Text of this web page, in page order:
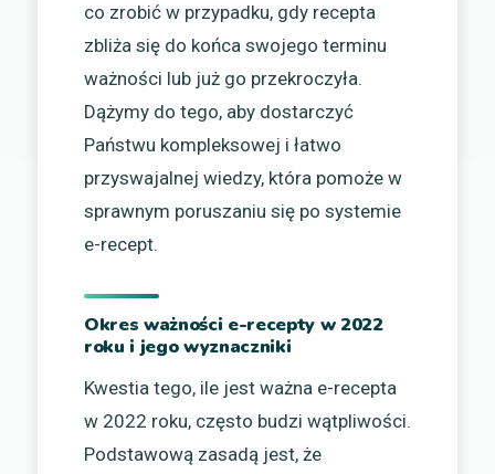
co zrobić w przypadku, gdy recepta
zbliża się do końca swojego terminu
ważności lub już go przekroczyła.
Dążymy do tego, aby dostarczyć
Państwu kompleksowej i łatwo
przyswajalnej wiedzy, która pomoże w
sprawnym poruszaniu się po systemie
e-recept.
Okres ważności e-recepty w 2022
roku i jego wyznaczniki
Kwestia tego, ile jest ważna e-recepta
w 2022 roku, często budzi wątpliwości.
Podstawową zasadą jest, że